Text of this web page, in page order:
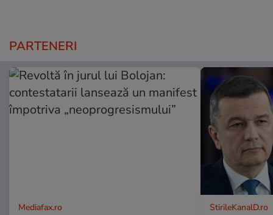
PARTENERI
Mediafax.ro StirileKanalD.ro